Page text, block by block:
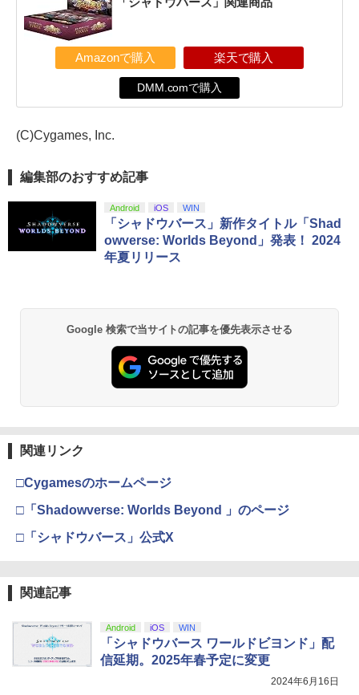
Amazonで購入 楽天で購入
DMM.comで購入
(C)Cygames, Inc.
編集部のおすすめ記事
Android iOS WIN
「シャドウバース」新作タイトル「Shad
owverse: Worlds Beyond」発表！ 2024
年夏リリース
Google 検索で当サイトの記事を優先表示させる
関連リンク
□Cygamesのホームページ
□「Shadowverse: Worlds Beyond 」のページ
□「シャドウバース」公式X
関連記事
Android iOS WIN
「シャドウバース ワールドビヨンド」配
信延期。2025年春予定に変更
2024年6月16日